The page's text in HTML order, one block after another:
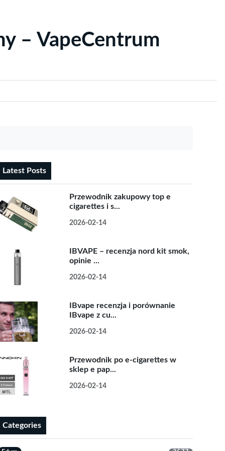
– VapeCentrum
Latest Posts
Przewodnik zakupowy top e
cigarettes i s...
2026-02-14
IBVAPE – recenzja nord kit smok,
opinie ...
2026-02-14
IBvape recenzja i porównanie
IBvape z cu...
2026-02-14
Przewodnik po e-cigarettes w
sklep e pap...
2026-02-14
Categories